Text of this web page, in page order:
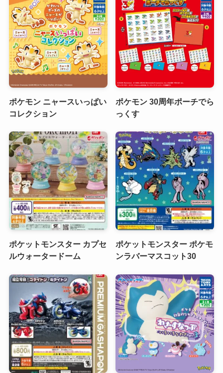
ポケモン ニャースいっぱい
コレクション
ポケモン 30周年ポーチでら
っくす
ポケットモンスター カプセ
ルウォータードーム
ポケットモンスター ポケモ
ンラバーマスコット30